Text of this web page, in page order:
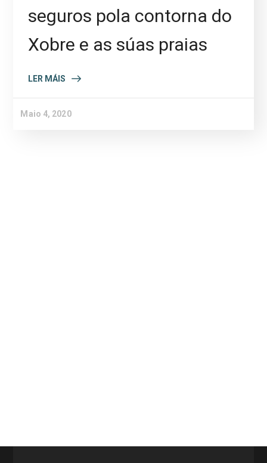
seguros pola contorna do
Xobre e as súas praias
LER MÁIS
Maio 4, 2020